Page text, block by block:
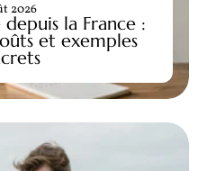
la France :
et exemples
2026